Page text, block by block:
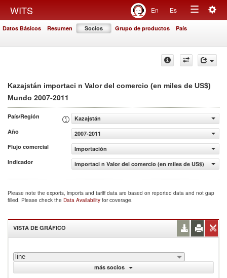
WITS En Es
Toggle
Datos Básicos Resumen Socios Grupo de productos País
Kazajstán importaci n Valor del comercio (en miles de US$)
Mundo 2007-2011
País/Región
Kazajstán
Año
2007-2011
Flujo comercial
Importación
Indicador
importaci n Valor del comercio (en miles de US$)
Please note the exports, imports and tariff data are based on reported data and not gap
filled. Please check the Data Availability for coverage.
VISTA DE GRÁFICO
line
más socios